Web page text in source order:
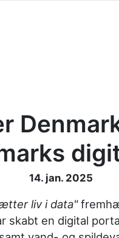
14. jan. 2025
liv i data"
skabt en digital